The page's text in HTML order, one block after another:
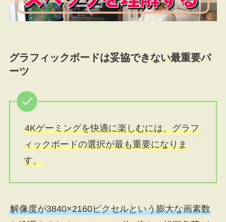
グラフィックボードは妥協できない最重要パ
ーツ
4Kゲーミングを快適に楽しむには、グラフ
ィックボードの選択が最も重要になりま
す。
解像度が3840×2160ピクセルという膨大な画素数